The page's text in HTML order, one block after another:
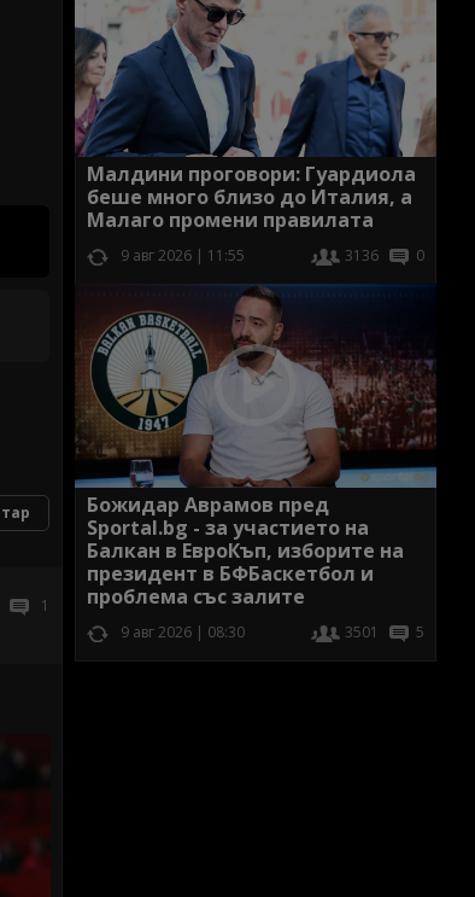
1
Малдини проговори: Гуардиола
беше много близо до Италия, а
Малаго промени правилата
9 авг 2026 | 11:55 3136 0
Божидар Аврамов пред
Sportal.bg - за участието на
Балкан в ЕвроКъп, изборите на
президент в БФБаскетбол и
проблема със залите
9 авг 2026 | 08:30 3501 5